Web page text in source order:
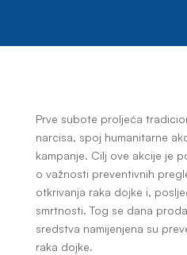
Prve subote proljeća
narcisa, spoj humanitarne
kampanje. Cilj ove akcije je
o važnosti preventivnih
otkrivanja raka dojke i,
smrtnosti. Tog se dana
sredstva namijenjena su
raka dojke.